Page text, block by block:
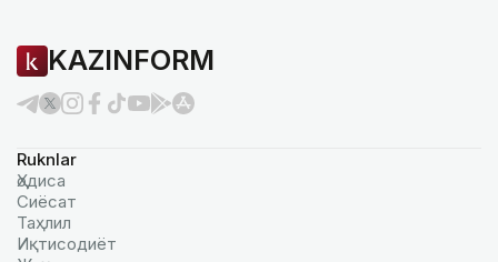
KAZINFORM
Ruknlar
Ҳодиса
Сиёсат
Таҳлил
Иқтисодиёт